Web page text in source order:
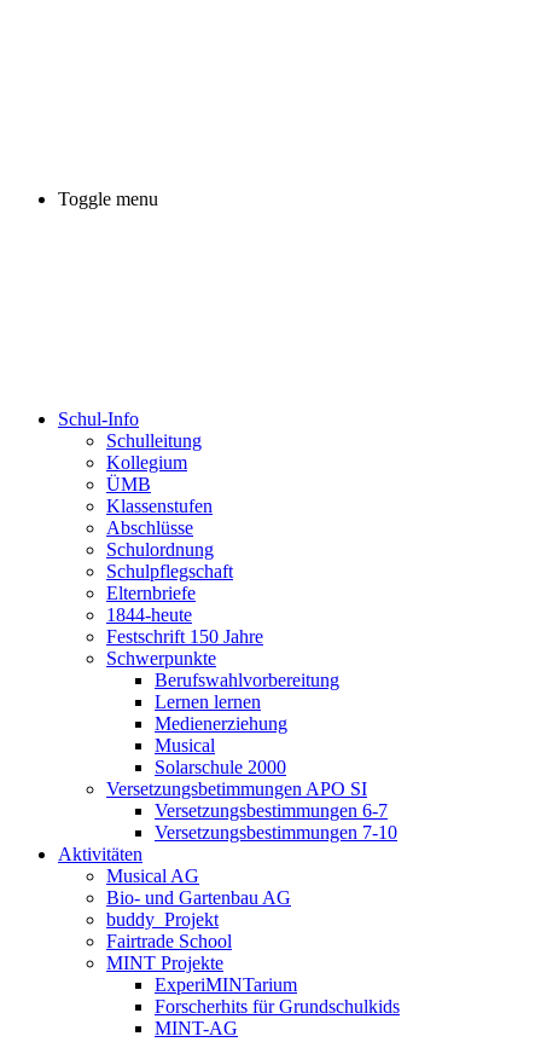
Toggle menu
Schul-Info
Schulleitung
Kollegium
ÜMB
Klassenstufen
Abschlüsse
Schulordnung
Schulpflegschaft
Elternbriefe
1844-heute
Festschrift 150 Jahre
Schwerpunkte
Berufswahlvorbereitung
Lernen lernen
Medienerziehung
Musical
Solarschule 2000
Versetzungsbetimmungen APO SI
Versetzungsbestimmungen 6-7
Versetzungsbestimmungen 7-10
Aktivitäten
Musical AG
Bio- und Gartenbau AG
buddy_Projekt
Fairtrade School
MINT Projekte
ExperiMINTarium
Forscherhits für Grundschulkids
MINT-AG